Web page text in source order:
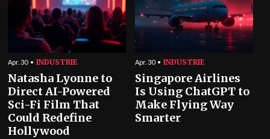
Apr. 30 INDUSTRIE
Natasha Lyonne to
Direct AI-Powered
Sci-Fi Film That
Could Redefine
Hollywood
Apr. 30 INDUSTRIE
Singapore Airlines
Is Using ChatGPT to
Make Flying Way
Smarter